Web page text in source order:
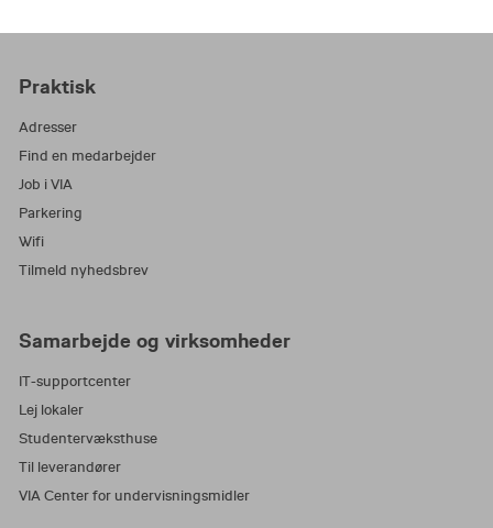
Praktisk
Adresser
Find en medarbejder
Job i VIA
Parkering
Wifi
Tilmeld nyhedsbrev
Samarbejde og virksomheder
IT-supportcenter
Lej lokaler
Studentervæksthuse
Til leverandører
VIA Center for undervisningsmidler